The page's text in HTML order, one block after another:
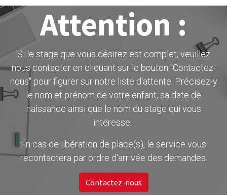
Attention :
Si le stage que vous désirez est complet, veuillez
nous contacter en cliquant sur le bouton ''Contactez-
nous" pour figurer sur notre liste d'attente. Précisez-y
le nom et prénom de votre enfant, sa date de
naissance ainsi que le nom du stage qui vous
intéresse.
En cas de libération de place(s), le service vous
recontactera par ordre d'arrivée des demandes.
Contactez-nous